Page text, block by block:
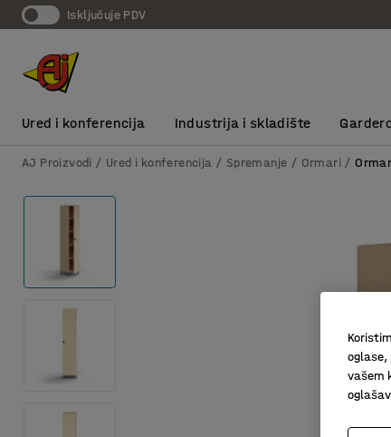
Isključuje PDV
Ured i konferencija Industrija i skladište
AJ Proizvodi Ured i konferencija Spremanje Ormari
oglase,
vašem